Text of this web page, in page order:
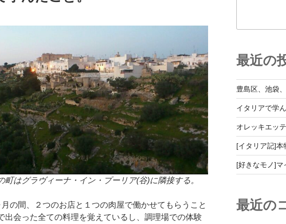
町はグラヴィーナ・イン・プーリア(谷)に隣接する。
の間、２つのお店と１つの肉屋で働かせてもらうこと
出会った全ての料理を覚えているし、調理場での体験
最近の
豊島区、池袋
イタリアで学ん
オレッキエッ
[イタリア記]本
[好きなモノ]マ
最近の